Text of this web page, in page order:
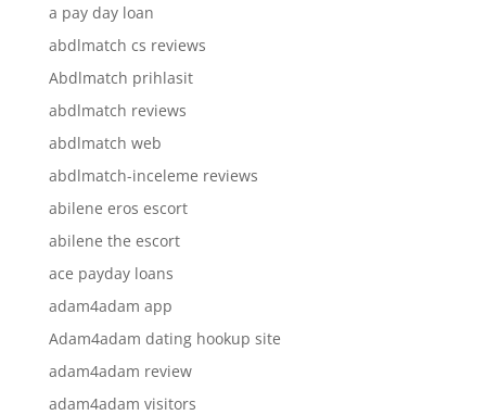
a pay day loan
abdlmatch cs reviews
Abdlmatch prihlasit
abdlmatch reviews
abdlmatch web
abdlmatch-inceleme reviews
abilene eros escort
abilene the escort
ace payday loans
adam4adam app
Adam4adam dating hookup site
adam4adam review
adam4adam visitors